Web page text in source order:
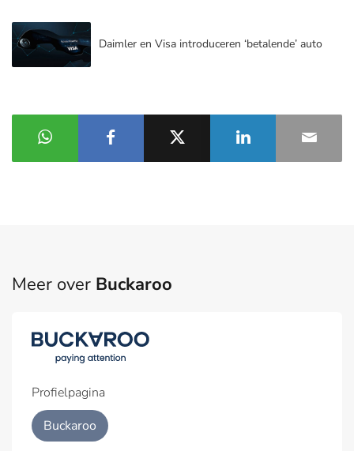
Daimler en Visa introduceren ‘betalende’ auto
Meer over Buckaroo
Profielpagina
Buckaroo